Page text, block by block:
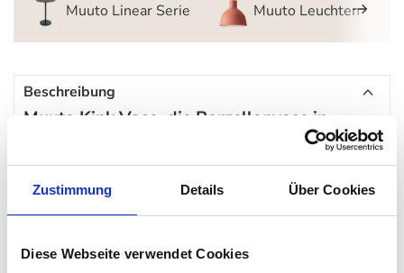
Zustimmung Details Über Cookies
Diese Webseite verwendet Cookies
Muuto Linear Serie Muuto Leuchten
Beschreibung
Muuto Kink Vase, die Porzellanvase in
mit der Muuto Kink Vase. Gefertigt aus hochwertigem
Hingucker in jedem Raum.